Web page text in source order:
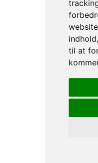
til at